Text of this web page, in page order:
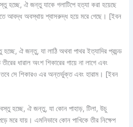
হচ্ছে, ঐ জন্তু যাকে গলাটিপে হত্যা করা হয়েছে
আবদ্ধ অবস্থায় শ্বাসরুদ্ধ হয়ে মরে গেছে। [ইবন
হচ্ছে, ঐ জন্তু, যা লাঠি অথবা পাথর ইত্যাদির প্রচন্ড
ধারাল অংশ শিকারের গায়ে না লাগে এবং
সে শিকারও এর অন্তর্ভুক্ত এবং হারাম। [ইবন
হচ্ছে, ঐ জন্তু, যা কোন পাহাড়, টিলা, উচু
মরে যায়। এমনিভাবে কোন পাখিকে তীর নিক্ষেপ